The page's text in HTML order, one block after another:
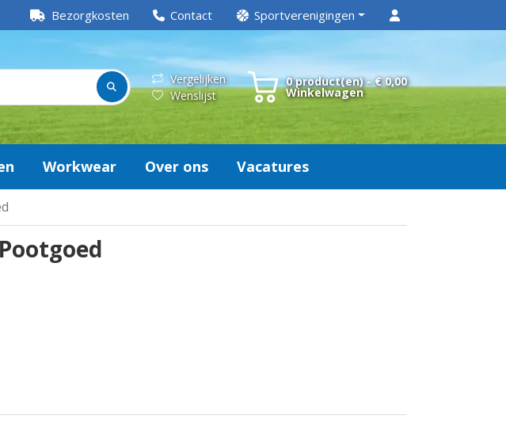
Bezorgkosten Contact Sportverenigingen
Vergelijken
Wenslijst
Winkelwagen
0 product(en) - € 0,00
Workwear Over ons Vacatures